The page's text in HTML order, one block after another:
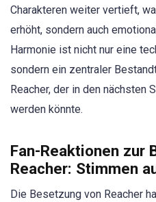
Charakteren weiter vertieft,
erhöht, sondern auch
Harmonie ist nicht nur eine
sondern ein zentraler
Reacher, der in den
werden könnte.
Fan-Reaktionen zur
Reacher: Stimmen
Die Besetzung von Reacher